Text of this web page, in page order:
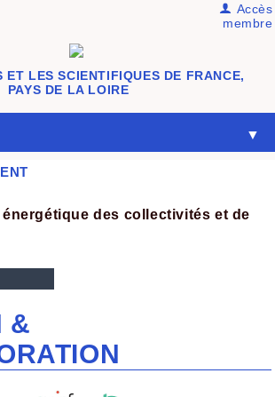
ET LES SCIENTIFIQUES DE FRANCE,
PAYS DE LA LOIRE
Accès
membre
▼
des collectivités et de
&